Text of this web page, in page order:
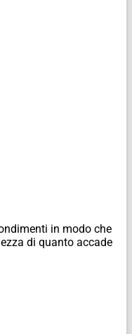
in modo che
di quanto accade